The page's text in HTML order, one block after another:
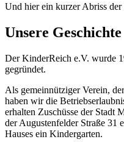
Und hier ein kurzer Abriss
Unsere Geschichte
Der KinderReich e.V. wurde
gegründet.
Als gemeinnütziger Verein,
haben wir die
erhalten Zuschüsse der Stadt
der Augustenfelder Straße 31
Hauses ein Kindergarten.